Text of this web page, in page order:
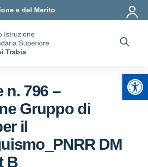
e del Merito
Istruzione
Superiore
Trabia
n. 796 –
Gruppo di
il
DM
B